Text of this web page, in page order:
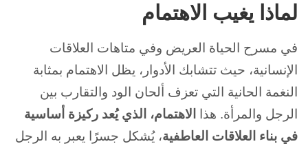
لماذا يغيب الاهتمام
في مسرح الحياة العريض وفي متاهات العلاقات
الإنسانية، حيث تتشابك الأدوار، يظل الاهتمام بمثابة
النغمة الحانية التي تعزف ألحان الود والتقارب بين
الرجل والمرأة. هذا
الاهتمام، الذي يُعد ركيزة أساسية
في بناء العلاقات العاطفية، يُشكل جسرًا يعبر به الرجل